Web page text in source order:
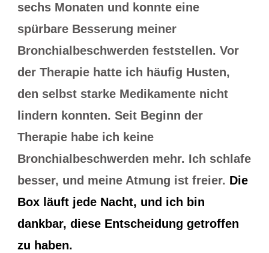
sechs Monaten und konnte eine
spürbare Besserung meiner
Bronchialbeschwerden feststellen. Vor
der Therapie hatte ich häufig Husten,
den selbst starke Medikamente nicht
lindern konnten. Seit Beginn der
Therapie habe ich keine
Bronchialbeschwerden mehr. Ich schlafe
besser, und meine Atmung ist freier. Die
Box läuft jede Nacht, und ich bin
dankbar, diese Entscheidung getroffen
zu haben.